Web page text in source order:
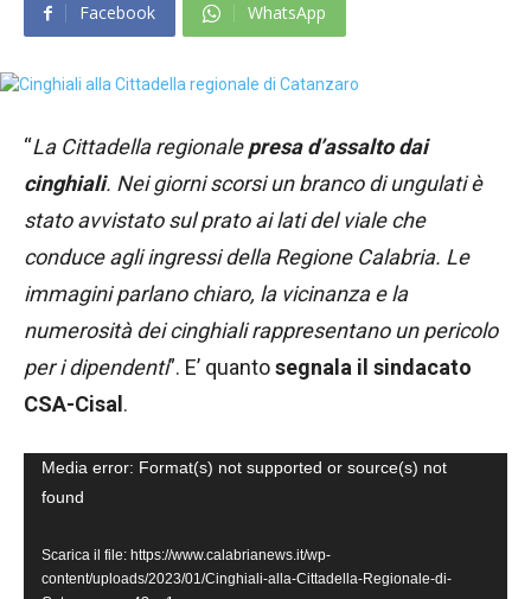
Facebook WhatsApp
“La Cittadella regionalepresa d’assalto dai
cinghiali. Nei giorni scorsi un branco di ungulati è
stato avvistato sul prato ai lati del viale che
conduce agli ingressi della Regione Calabria. Le
immagini parlano chiaro, la vicinanza e la
numerosità dei cinghiali rappresentano un pericolo
per i dipendenti”. E’ quantosegnala il sindacato
CSA-Cisal .
Media error: Format(s) not supported or source(s) not
found
Scarica il file: https://www.calabrianews.it/wp-
content/uploads/2023/01/Cinghiali-alla-Cittadella-Regionale-di-